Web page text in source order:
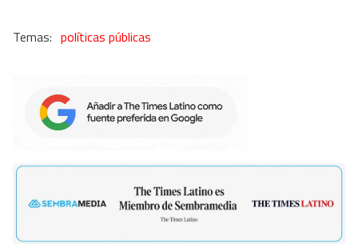
políticas públicas